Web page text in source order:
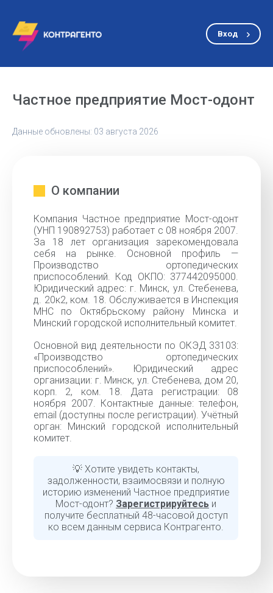
Вход
Частное предприятие Мост-одонт
Данные обновлены: 03 августа 2026
О компании
Компания Частное предприятие Мост-одонт
(УНП 190892753) работает с 08 ноября 2007.
За 18 лет организация зарекомендовала
себя на рынке. Основной профиль —
Производство ортопедических
приспособлений. Код ОКПО: 377442095000.
Юридический адрес: г. Минск, ул. Стебенева,
д. 20к2, ком. 18. Обслуживается в Инспекция
МНС по Октябрьскому району Минска и
Минский городской исполнительный комитет.
Основной вид деятельности по ОКЭД 33103:
«Производство ортопедических
приспособлений». Юридический адрес
организации: г. Минск, ул. Стебенева, дом 20,
корп. 2, ком. 18. Дата регистрации: 08
ноября 2007. Контактные данные: телефон,
email (доступны после регистрации). Учётный
орган: Минский городской исполнительный
комитет.
💡 Хотите увидеть контакты,
задолженности, взаимосвязи и полную
историю изменений Частное предприятие
Мост-одонт? Зарегистрируйтесь и
получите бесплатный 48-часовой доступ
ко всем данным сервиса Контрагенто.